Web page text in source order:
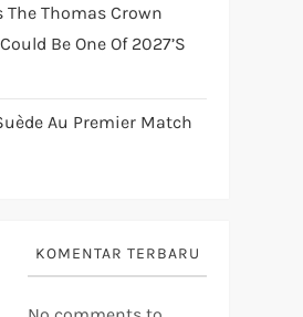
The Thomas Crown
Be One Of 2027’s
Au Premier Match
KOMENTAR TERBARU